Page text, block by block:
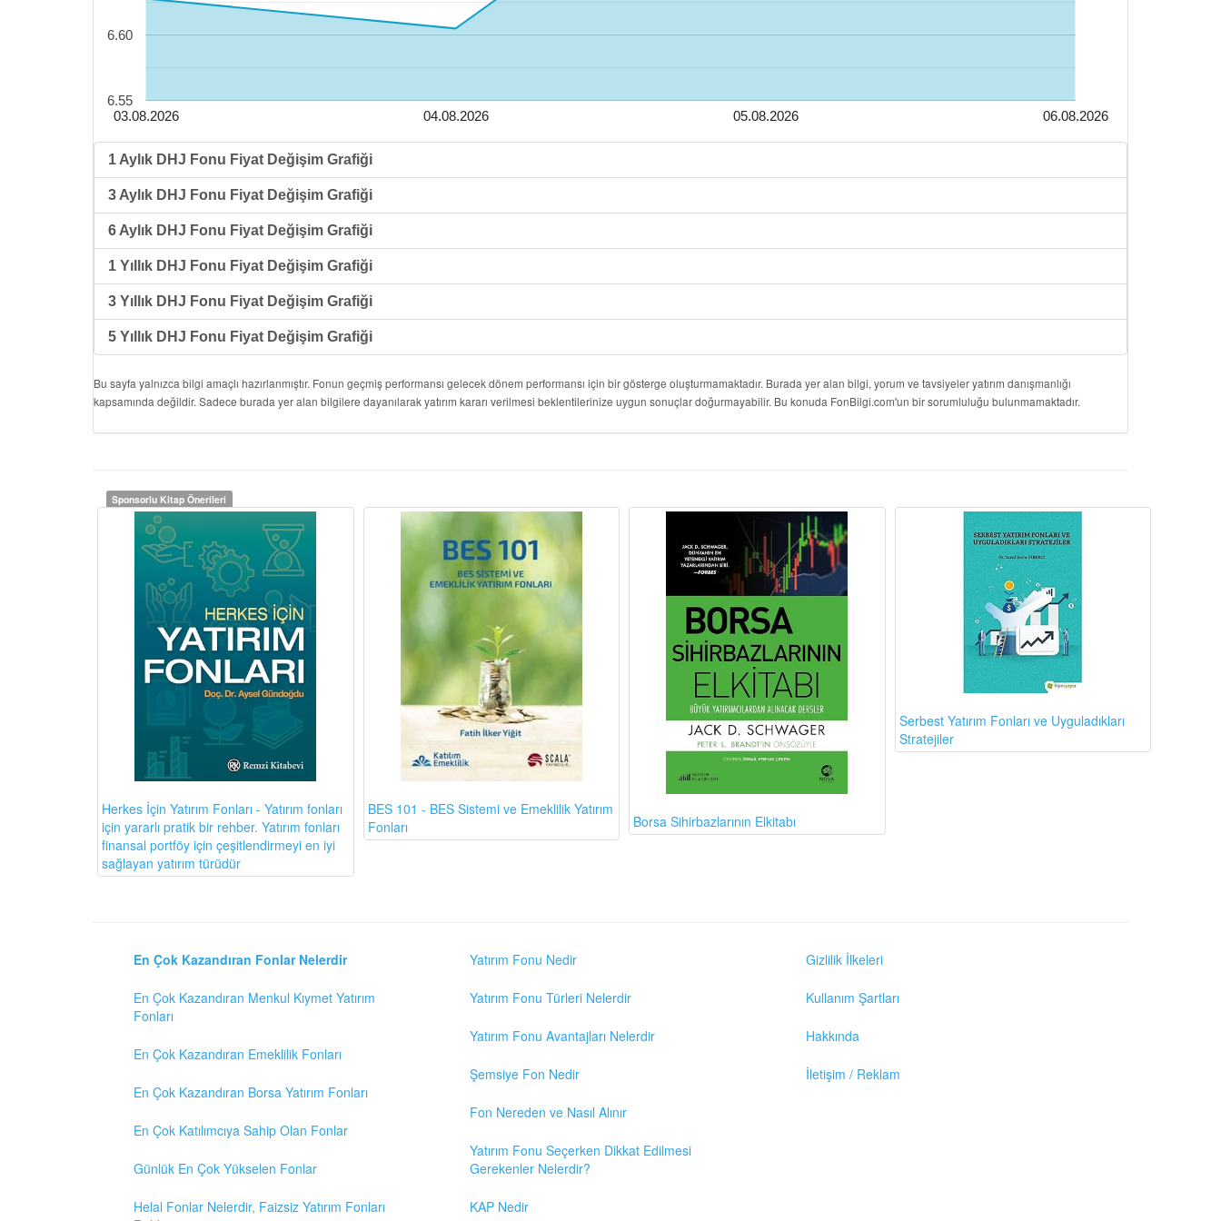
03.08.2026 04.08.2026 05.08.2026 06.08.2026
6.55
6.60
1 Aylık DHJ Fonu Fiyat Değişim Grafiği
3 Aylık DHJ Fonu Fiyat Değişim Grafiği
6 Aylık DHJ Fonu Fiyat Değişim Grafiği
1 Yıllık DHJ Fonu Fiyat Değişim Grafiği
3 Yıllık DHJ Fonu Fiyat Değişim Grafiği
5 Yıllık DHJ Fonu Fiyat Değişim Grafiği
Bu sayfa yalnızca bilgi amaçlı hazırlanmıştır. Fonun geçmiş performansı gelecek dönem performansı için bir gösterge oluşturmamaktadır. Burada yer alan bilgi, yorum ve tavsiyeler yatırım danışmanlığı
kapsamında değildir. Sadece burada yer alan bilgilere dayanılarak yatırım kararı verilmesi beklentilerinize uygun sonuçlar doğurmayabilir. Bu konuda FonBilgi.com'un bir sorumluluğu bulunmamaktadır.
Sponsorlu Kitap Önerileri
Herkes İçin Yatırım Fonları - Yatırım fonları
için yararlı pratik bir rehber. Yatırım fonları
finansal portföy için çeşitlendirmeyi en iyi
sağlayan yatırım türüdür
BES 101 - BES Sistemi ve Emeklilik Yatırım
Fonları
Borsa Sihirbazlarının Elkitabı
Serbest Yatırım Fonları ve Uyguladıkları
Stratejiler
En Çok Kazandıran Fonlar Nelerdir
En Çok Kazandıran Menkul Kıymet Yatırım
Fonları
En Çok Kazandıran Emeklilik Fonları
En Çok Kazandıran Borsa Yatırım Fonları
En Çok Katılımcıya Sahip Olan Fonlar
Günlük En Çok Yükselen Fonlar
Helal Fonlar Nelerdir, Faizsiz Yatırım Fonları
Yatırım Fonu Nedir
Yatırım Fonu Türleri Nelerdir
Yatırım Fonu Avantajları Nelerdir
Şemsiye Fon Nedir
Fon Nereden ve Nasıl Alınır
Yatırım Fonu Seçerken Dikkat Edilmesi
Gerekenler Nelerdir?
KAP Nedir
Gizlilik İlkeleri
Kullanım Şartları
Hakkında
İletişim / Reklam